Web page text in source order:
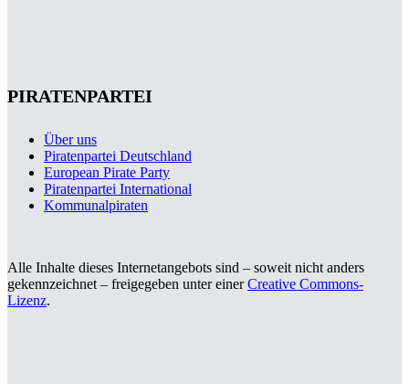
PIRATENPARTEI
Über uns
Piratenpartei Deutschland
European Pirate Party
Piratenpartei International
Kommunalpiraten
Alle Inhalte dieses Internetangebots sind – soweit nicht anders
gekennzeichnet – freigegeben unter einerCreative Commons-
Lizenz.